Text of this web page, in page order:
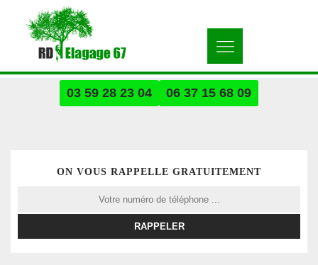
03 59 28 23 04 06 37 15 68 09
ON VOUS RAPPELLE GRATUITEMENT